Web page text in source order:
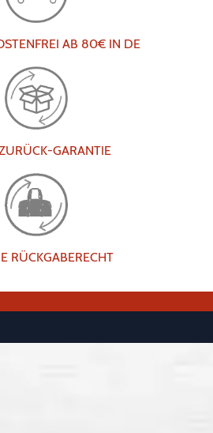
AB 80€ IN DE
GARANTIE
RÜCKGABERECHT